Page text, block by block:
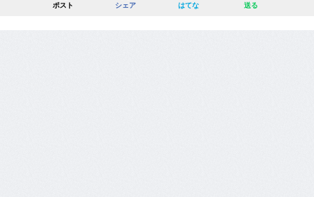
ポスト シェア はてな 送る